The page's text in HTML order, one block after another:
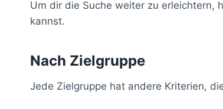
Um dir die Suche weiter zu erleichtern,
kannst.
Nach Zielgruppe
Jede Zielgruppe hat andere Kriterien,